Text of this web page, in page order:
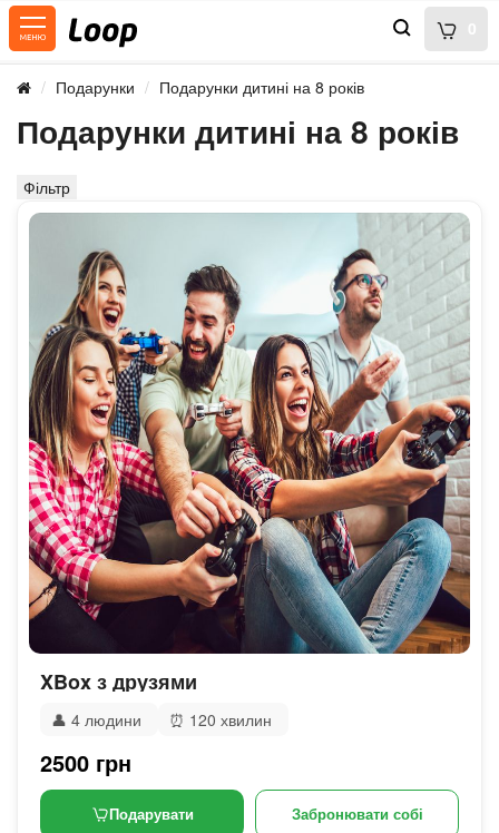
0
Подарунки Подарунки дитині на 8 років
Подарунки дитині на 8 років
Фільтр
XBox з друзями
👤 4 людини ⏰ 120 хвилин
2500 грн
Подарувати Забронювати собі